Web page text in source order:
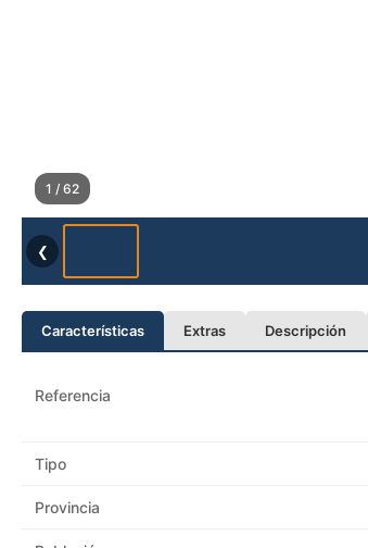
1 / 62
❮
Características Extras Descripción
Referencia
Tipo
Provincia